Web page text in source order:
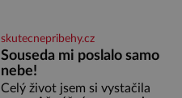
estébákům podepíše všechno,
co po něm chtějí. Svým
podpisem jim potvrdí také to, že
na něj během výslechů nikdo
nevyvíjel fyzický ani psychický
skutecnepribehy.cz
Souseda mi poslalo samo
nebe!
Celý život jsem si vystačila